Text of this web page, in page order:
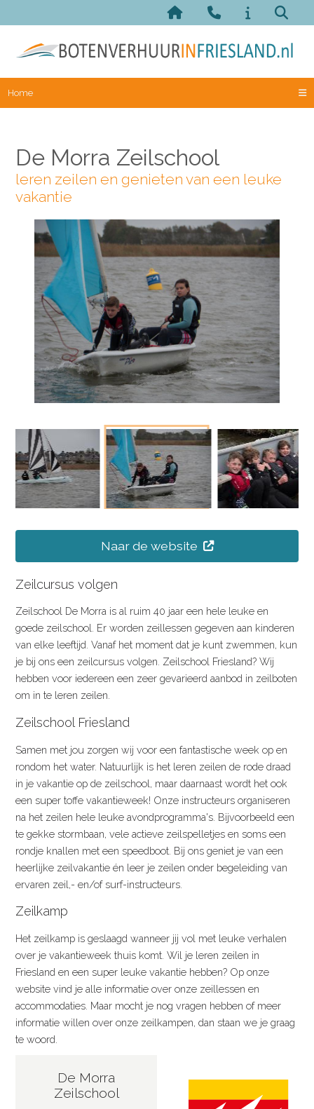
Home
De Morra Zeilschool
leren zeilen en genieten van een leuke
vakantie
Naar de website
Zeilcursus volgen
Zeilschool De Morra is al ruim 40 jaar een hele leuke en
goede zeilschool. Er worden zeillessen gegeven aan kinderen
van elke leeftijd. Vanaf het moment dat je kunt zwemmen, kun
je bij ons een zeilcursus volgen. Zeilschool Friesland? Wij
hebben voor iedereen een zeer gevarieerd aanbod in zeilboten
om in te leren zeilen.
Zeilschool Friesland
Samen met jou zorgen wij voor een fantastische week op en
rondom het water. Natuurlijk is het leren zeilen de rode draad
in je vakantie op de zeilschool, maar daarnaast wordt het ook
een super toffe vakantieweek! Onze instructeurs organiseren
na het zeilen hele leuke avondprogramma's. Bijvoorbeeld een
te gekke stormbaan, vele actieve zeilspelletjes en soms een
rondje knallen met een speedboot. Bij ons geniet je van een
heerlijke zeilvakantie én leer je zeilen onder begeleiding van
ervaren zeil,- en/of surf-instructeurs.
Zeilkamp
Het zeilkamp is geslaagd wanneer jij vol met leuke verhalen
over je vakantieweek thuis komt. Wil je leren zeilen in
Friesland en een super leuke vakantie hebben? Op onze
website vind je alle informatie over onze zeillessen en
accommodaties. Maar mocht je nog vragen hebben of meer
informatie willen over onze zeilkampen, dan staan we je graag
te woord.
De Morra
Zeilschool